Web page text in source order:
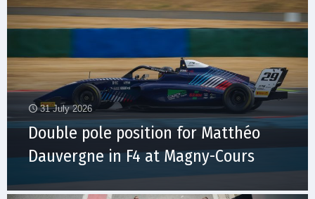
31 July 2026
Double pole position for Matthéo
Dauvergne in F4 at Magny-Cours